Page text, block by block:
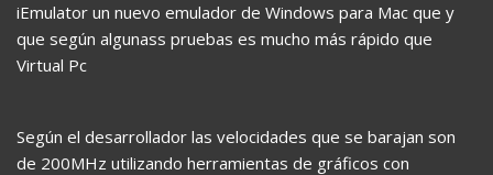
iEmulator un nuevo emulador de Windows para Mac que y
que según algunass pruebas es mucho más rápido que
Virtual Pc
Según el desarrollador las velocidades que se barajan son
de 200MHz utilizando herramientas de gráficos con